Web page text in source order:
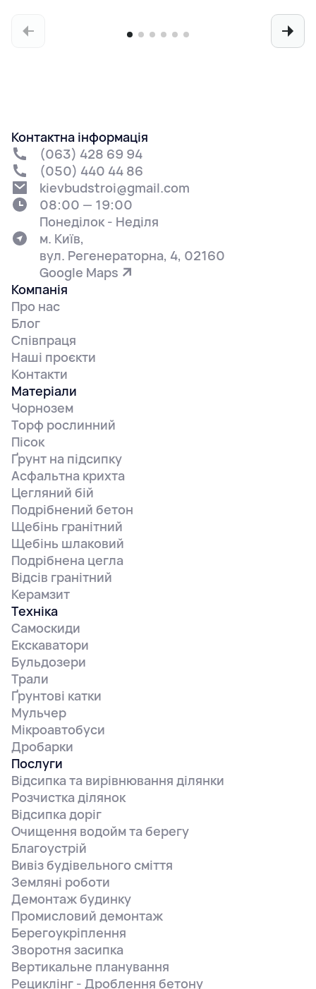
Компанія
Про нас
Блог
Співпраця
Наші проєкти
Контакти
Контактна інформація
(063) 428 69 94
(050) 440 44 86
kievbudstroi@gmail.com
08:00 — 19:00
Понеділок - Неділя
м. Київ,
вул. Регенераторна, 4, 02160
Google Maps
Матеріали
Чорнозем
Торф рослинний
Пісок
Ґрунт на підсипку
Асфальтна крихта
Цегляний бій
Подрібнений бетон
Щебінь гранітний
Щебінь шлаковий
Подрібнена цегла
Відсів гранітний
Керамзит
Техніка
Самоскиди
Екскаватори
Бульдозери
Трали
Ґрунтові катки
Мульчер
Мікроавтобуси
Дробарки
Послуги
Відсипка та вирівнювання ділянки
Розчистка ділянок
Відсипка доріг
Очищення водойм та берегу
Благоустрій
Вивіз будівельного сміття
Земляні роботи
Демонтаж будинку
Промисловий демонтаж
Берегоукріплення
Зворотня засипка
Вертикальне планування
Рециклінг - Дроблення бетону